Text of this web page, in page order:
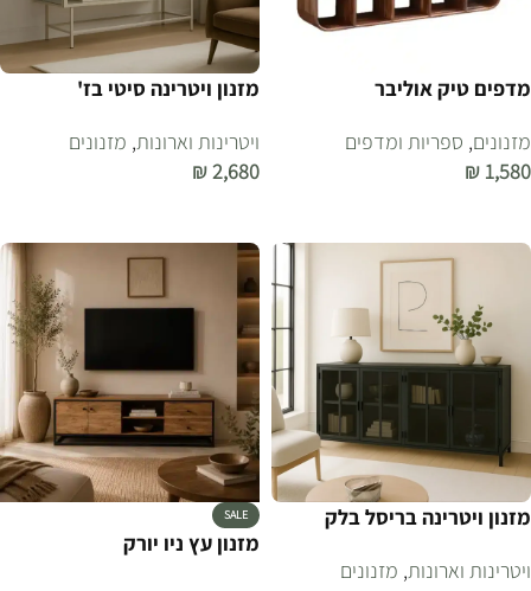
מדפים טיק אוליבר
מזנונים, ספריות ומדפים
₪ 1,580
מזנון ויטרינה סיטי בז'
ויטרינות וארונות, מזנונים
₪2,680
מזנון ויטרינה בריסל בלק
ויטרינות וארונות, מזנונים
SALE
מזנון עץ ניו יורק